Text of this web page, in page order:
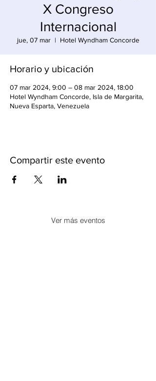
X Congreso
Internacional
jue, 07 mar
  |
Hotel Wyndham Concorde
Horario y ubicación
07 mar 2024, 9:00 – 08 mar 2024, 18:00
Hotel Wyndham Concorde, Isla de Margarita,
Nueva Esparta, Venezuela
Compartir este evento
Ver más eventos